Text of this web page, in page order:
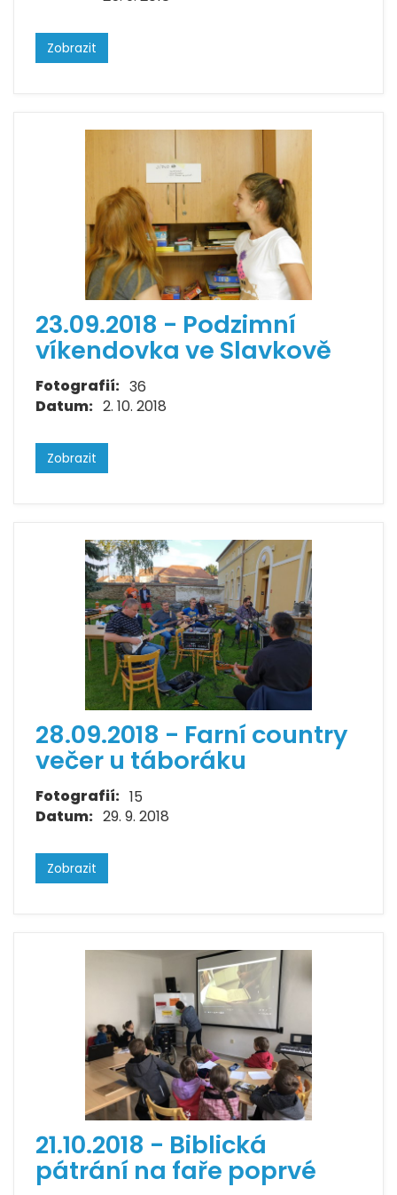
Zobrazit
23.09.2018 - Podzimní
víkendovka ve Slavkově
Fotografií: 36
Datum: 2. 10. 2018
Zobrazit
28.09.2018 - Farní country
večer u táboráku
Fotografií: 15
Datum: 29. 9. 2018
Zobrazit
21.10.2018 - Biblická
pátrání na faře poprvé